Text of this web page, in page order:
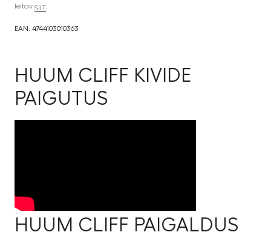
leitav SIIT.
EAN: 4744103010363
HUUM CLIFF KIVIDE
PAIGUTUS
HUUM CLIFF PAIGALDUS